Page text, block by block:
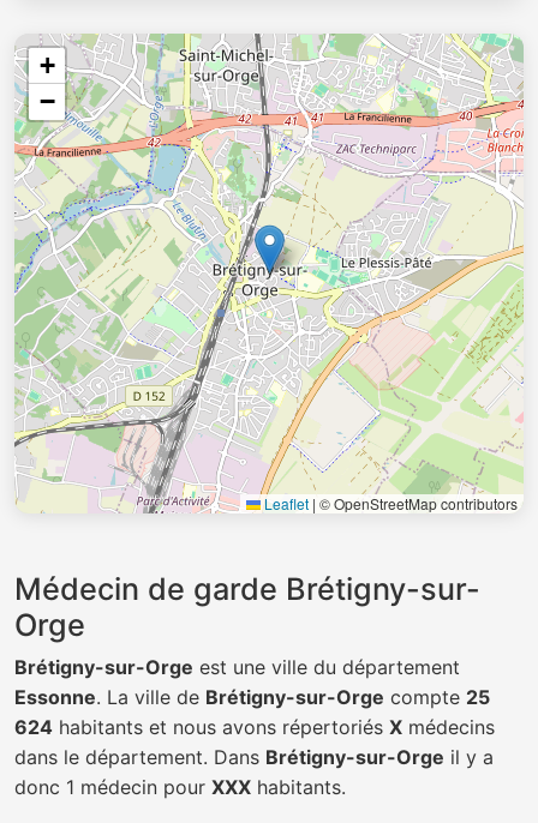
+
−
Leaflet | © OpenStreetMap contributors
Médecin de garde Brétigny-sur-
Orge
Brétigny-sur-Orge est une ville du département
Essonne. La ville de Brétigny-sur-Orge compte 25
624 habitants et nous avons répertoriés X médecins
dans le département. Dans Brétigny-sur-Orge il y a
donc 1 médecin pour XXX habitants.